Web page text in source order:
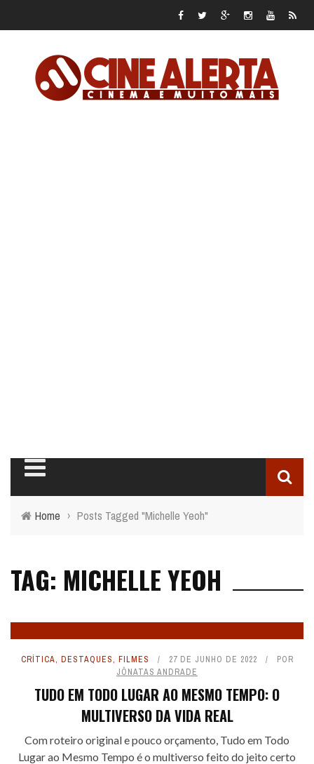
Home › Posts Tagged "Michelle Yeoh"
TAG: MICHELLE YEOH
CRÍTICA, DESTAQUES, FILMES 27 DE JUNHO DE 2022
POR
JÔNATAS ANDRADE
TUDO EM TODO LUGAR AO MESMO TEMPO: O
MULTIVERSO DA VIDA REAL
Com roteiro original e pouco orçamento, Tudo em Todo
Lugar ao Mesmo Tempo é o multiverso feito do jeito certo